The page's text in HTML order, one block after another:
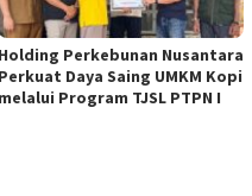
Holding Perkebunan Nusantara
Perkuat Daya Saing UMKM Kopi
melalui Program TJSL PTPN I